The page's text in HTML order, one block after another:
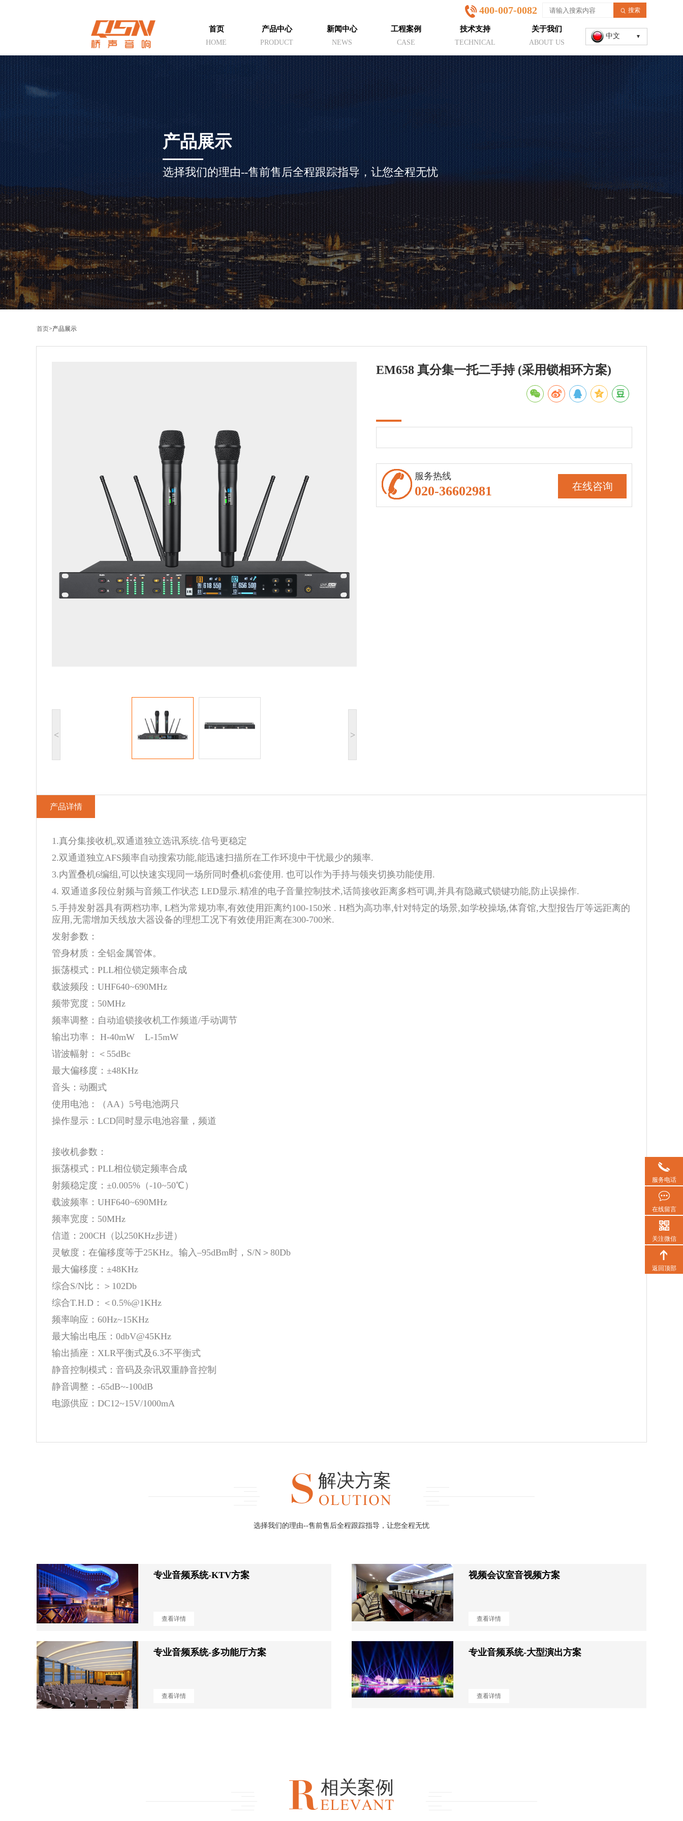
搜索
400-007-0082
中文
首页
HOME
产品中心
PRODUCT
新闻中心
NEWS
工程案例
CASE
技术支持
TECHNICAL
关于我们
ABOUT US
产品展示
选择我们的理由--售前售后全程跟踪指导，让您全程无忧
首页>产品展示
< >
EM658 真分集一托二手持 (采用锁相环方案)
服务热线
020-36602981 在线咨询
产品详情
1.真分集接收机,双通道独立选讯系统.信号更稳定
2.双通道独立AFS频率自动搜索功能,能迅速扫描所在工作环境中干忧最少的频率.
3.内置叠机6编组,可以快速实现同一场所同时叠机6套使用. 也可以作为手持与领夹切换功能使用.
4. 双通道多段位射频与音频工作状态 LED显示.精准的电子音量控制技术,话筒接收距离多档可调,并具有隐藏式锁键功能,防止误操作.
5.手持发射器具有两档功率, L档为常规功率,有效使用距离约100-150米 . H档为高功率,针对特定的场景,如学校操场,体育馆,大型报告厅等远距离的
应用,无需增加天线放大器设备的理想工况下有效使用距离在300-700米.
发射参数：
管身材质：全铝金属管体。
振荡模式：PLL相位锁定频率合成
载波频段：UHF640~690MHz
频带宽度：50MHz
频率调整：自动追锁接收机工作频道/手动调节
输出功率： H-40mW L-15mW
谐波幅射：＜55dBc
最大偏移度：±48KHz
音头：动圈式
使用电池：（AA）5号电池两只
操作显示：LCD同时显示电池容量，频道
接收机参数：
振荡模式：PLL相位锁定频率合成
射频稳定度：±0.005%（-10~50℃）
载波频率：UHF640~690MHz
频率宽度：50MHz
信道：200CH（以250KHz步进）
灵敏度：在偏移度等于25KHz。输入–95dBm时，S/N＞80Db
最大偏移度：±48KHz
综合S/N比：＞102Db
综合T.H.D：＜0.5%@1KHz
频率响应：60Hz~15KHz
最大输出电压：0dbV@45KHz
输出插座：XLR平衡式及6.3不平衡式
静音控制模式：音码及杂讯双重静音控制
静音调整：-65dB~-100dB
电源供应：DC12~15V/1000mA
解决方案
选择我们的理由--售前售后全程跟踪指导，让您全程无忧
专业音频系统-KTV方案
查看详情
视频会议室音视频方案
查看详情
专业音频系统-多功能厅方案
查看详情
专业音频系统-大型演出方案
查看详情
相关案例
服务电话
在线留言
关注微信
返回顶部